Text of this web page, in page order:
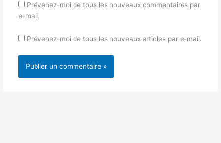
Prévenez-moi de tous les nouveaux commentaires par
e-mail.
Prévenez-moi de tous les nouveaux articles par e-mail.